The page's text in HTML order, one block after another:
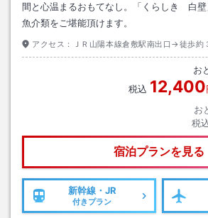
間と心温まるおもてなし。「くらしき 白壁
魚介類をご堪能頂けます。
アクセス： ＪＲ山陽本線倉敷駅南出口→徒歩約
お
税込 12,400
お
税
宿泊プランを見る
新幹線・JR
付きプラン